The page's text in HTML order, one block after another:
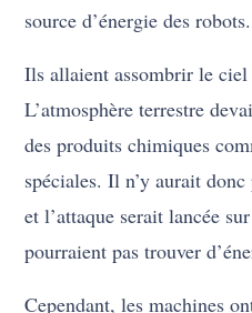
source d’énergie des robots.
Ils allaient assombrir le ciel
L’atmosphère terrestre
des produits chimiques
spéciales. Il n’y aurait
et l’attaque serait lancée
pourraient pas trouver
Cependant, les machines